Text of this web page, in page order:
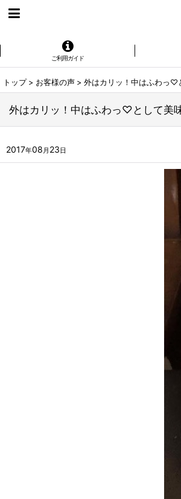
ご利用ガイド
トップ > お客様の声 > 外はカリッ！中はふわっ♡
外はカリッ！中はふわっ♡として美
2017年08 月 23 日